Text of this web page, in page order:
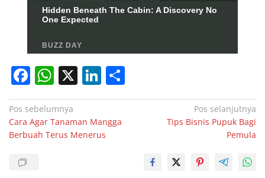
F
a
c
e
W
h
at
s
X Li
n
e
h
Navigasi
pos
Pos sebelumnya
Cara Agar Tanaman Mangga
Berbuah Terus Menerus
Pos selanjutnya
Tips Bisnis Pupuk Bagi
Pemula